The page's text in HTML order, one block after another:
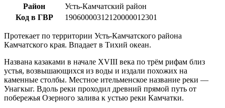
Район
Усть-Камчатский район
Код в ГВР
19060000312120000012301
Протекает по территории Усть-Камчатского района
Камчатского края. Впадает в Тихий океан.
Названа казаками в начале XVIII века по трём рифам близ
устья, возвышающихся из воды и издали похожих на
каменные столбы. Местное ительменское название реки —
Унагкыг. Вдоль реки проходил древний прямой путь от
побережья Озерного залива к устью реки Камчатки.